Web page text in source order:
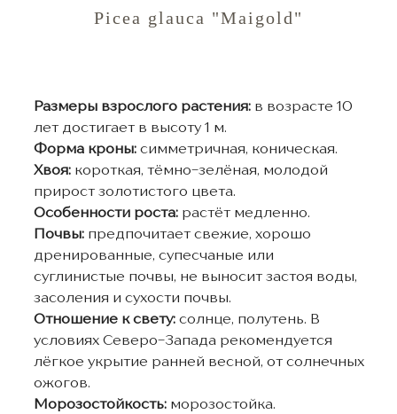
Picea glauca "Maigold"
Размеры взрослого растения:в возрасте 10
лет достигает в высоту 1 м.
Форма кроны:симметричная, коническая.
Хвоя:короткая, тёмно-зелёная, молодой
прирост золотистого цвета.
Особенности роста:растёт медленно.
Почвы:предпочитает свежие, хорошо
дренированные, супесчаные или
суглинистые почвы, не выносит застоя воды,
засоления и сухости почвы.
Отношение к свету:солнце, полутень. В
условиях Северо-Запада рекомендуется
лёгкое укрытие ранней весной, от солнечных
ожогов.
Морозостойкость:морозостойка.